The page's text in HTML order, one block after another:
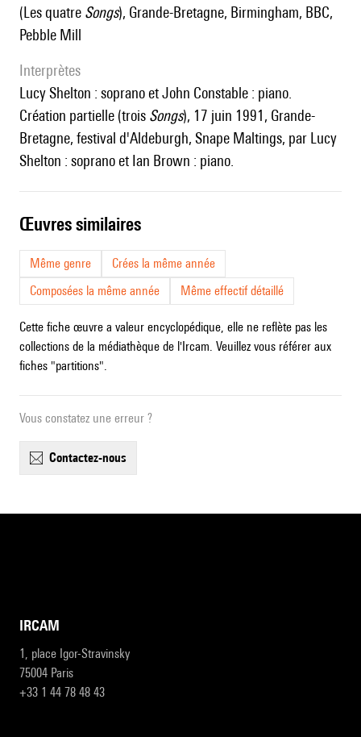
(les quatre Songs), Grande-Bretagne, Birmingham, BBC,
Pebble Mill
interprètes
Lucy Shelton : soprano et John Constable : piano.
Création partielle (trois Songs), 17 juin 1991, Grande-
Bretagne, festival d'Aldeburgh, Snape Maltings, par Lucy
Shelton : soprano et Ian Brown : piano.
œuvres similaires
Même genre
Crées la même année
Composées la même année
Même effectif détaillé
Cette fiche œuvre a valeur encyclopédique, elle ne reflète pas les
collections de la médiathèque de l'Ircam. Veuillez vous référer aux
fiches "partitions".
Vous constatez une erreur ?
contactez-nous
IRCAM
1, place Igor-Stravinsky
75004 Paris
+33 1 44 78 48 43